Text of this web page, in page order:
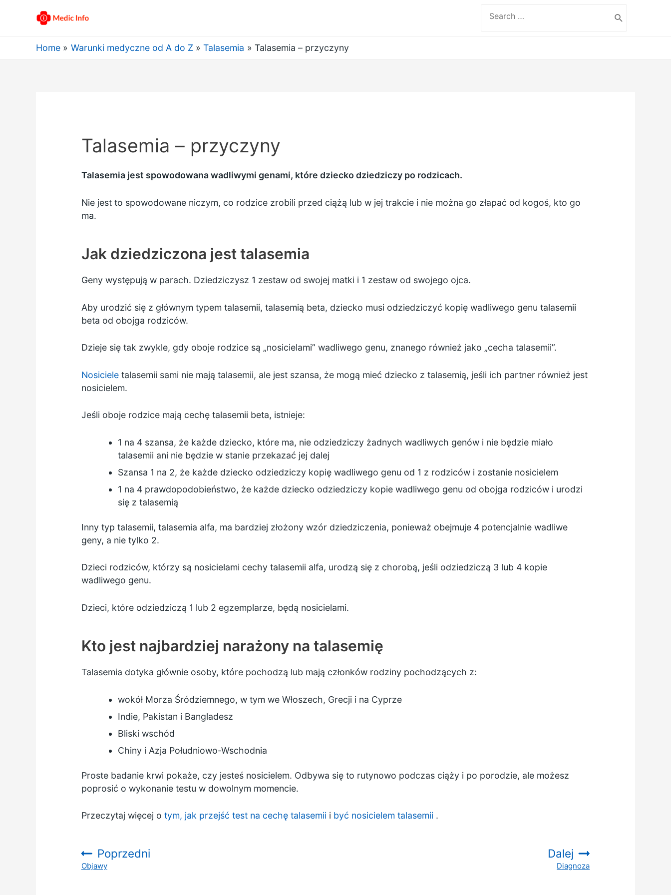
for:
Home Warunki medyczne od A do Z Talasemia Talasemia – przyczyny
Talasemia – przyczyny
Talasemia jest spowodowana wadliwymi genami, które dziecko dziedziczy po rodzicach.
Nie jest to spowodowane niczym, co rodzice zrobili przed ciążą lub w jej trakcie i nie można go złapać od kogoś, kto go
ma.
Jak dziedziczona jest talasemia
Geny występują w parach. Dziedziczysz 1 zestaw od swojej matki i 1 zestaw od swojego ojca.
Aby urodzić się z głównym typem talasemii, talasemią beta, dziecko musi odziedziczyć kopię wadliwego genu talasemii
beta od obojga rodziców.
Dzieje się tak zwykle, gdy oboje rodzice są „nosicielami” wadliwego genu, znanego również jako „cecha talasemii”.
Nosicieletalasemii sami nie mają talasemii, ale jest szansa, że mogą mieć dziecko z talasemią, jeśli ich partner również jest
nosicielem.
Jeśli oboje rodzice mają cechę talasemii beta, istnieje:
1 na 4 szansa, że każde dziecko, które ma, nie odziedziczy żadnych wadliwych genów i nie będzie miało
talasemii ani nie będzie w stanie przekazać jej dalej
Szansa 1 na 2, że każde dziecko odziedziczy kopię wadliwego genu od 1 z rodziców i zostanie nosicielem
1 na 4 prawdopodobieństwo, że każde dziecko odziedziczy kopie wadliwego genu od obojga rodziców i urodzi
się z talasemią
Inny typ talasemii, talasemia alfa, ma bardziej złożony wzór dziedziczenia, ponieważ obejmuje 4 potencjalnie wadliwe
geny, a nie tylko 2.
Dzieci rodziców, którzy są nosicielami cechy talasemii alfa, urodzą się z chorobą, jeśli odziedziczą 3 lub 4 kopie
wadliwego genu.
Dzieci, które odziedziczą 1 lub 2 egzemplarze, będą nosicielami.
Kto jest najbardziej narażony na talasemię
Talasemia dotyka głównie osoby, które pochodzą lub mają członków rodziny pochodzących z:
wokół Morza Śródziemnego, w tym we Włoszech, Grecji i na Cyprze
Indie, Pakistan i Bangladesz
Bliski wschód
Chiny i Azja Południowo-Wschodnia
Proste badanie krwi pokaże, czy jesteś nosicielem. Odbywa się to rutynowo podczas ciąży i po porodzie, ale możesz
poprosić o wykonanie testu w dowolnym momencie.
Przeczytaj więcej o tym, jak przejść test na cechę talasemii i być nosicielem talasemii .
Poprzedni
:Objawy
Dalej
:
Diagnoza